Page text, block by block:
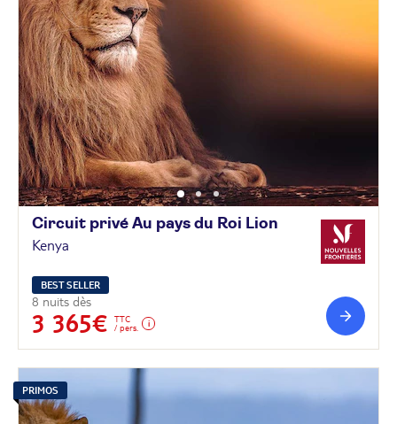
Circuit privé Au pays du Roi Lion
Kenya
BEST SELLER
8 nuits dès
3 365€
TTC
/ pers.
PRIMOS